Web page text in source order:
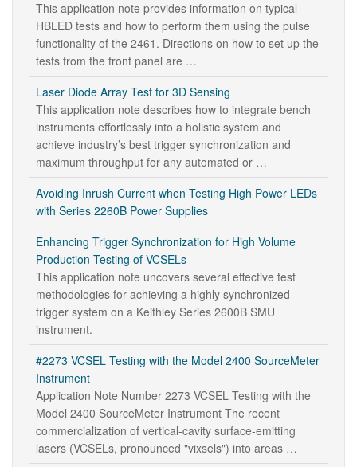
This application note provides information on typical
HBLED tests and how to perform them using the pulse
functionality of the 2461. Directions on how to set up the
tests from the front panel are …
Laser Diode Array Test for 3D Sensing
This application note describes how to integrate bench
instruments effortlessly into a holistic system and
achieve industry’s best trigger synchronization and
maximum throughput for any automated or …
Avoiding Inrush Current when Testing High Power LEDs
with Series 2260B Power Supplies
Enhancing Trigger Synchronization for High Volume
Production Testing of VCSELs
This application note uncovers several effective test
methodologies for achieving a highly synchronized
trigger system on a Keithley Series 2600B SMU
instrument.
#2273 VCSEL Testing with the Model 2400 SourceMeter
Instrument
Application Note Number 2273 VCSEL Testing with the
Model 2400 SourceMeter Instrument The recent
commercialization of vertical-cavity surface-emitting
lasers (VCSELs, pronounced "vixsels") into areas …